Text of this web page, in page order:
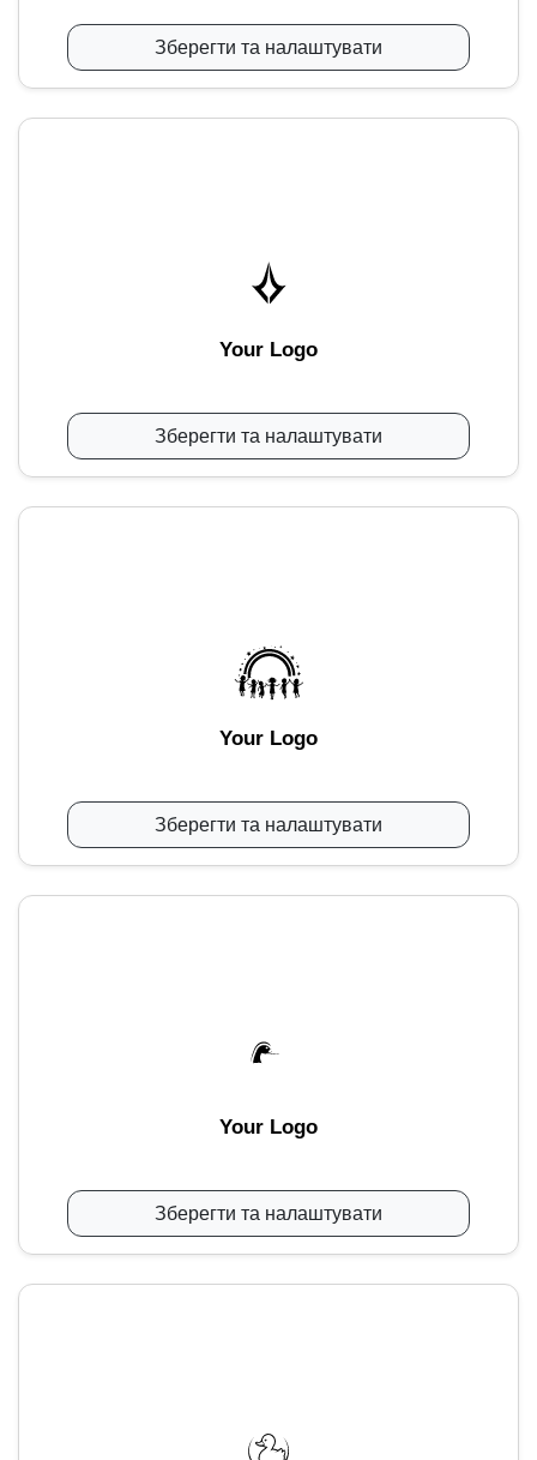
Зберегти та налаштувати
Your Logo
Зберегти та налаштувати
Your Logo
Зберегти та налаштувати
Your Logo
Зберегти та налаштувати